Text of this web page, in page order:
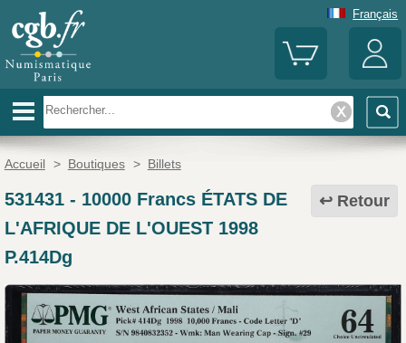
Français
Accueil > Boutiques > Billets
Retour
531431- 10000 Francs ÉTATS DE
L'AFRIQUE DE L'OUEST 1998
P.414Dg